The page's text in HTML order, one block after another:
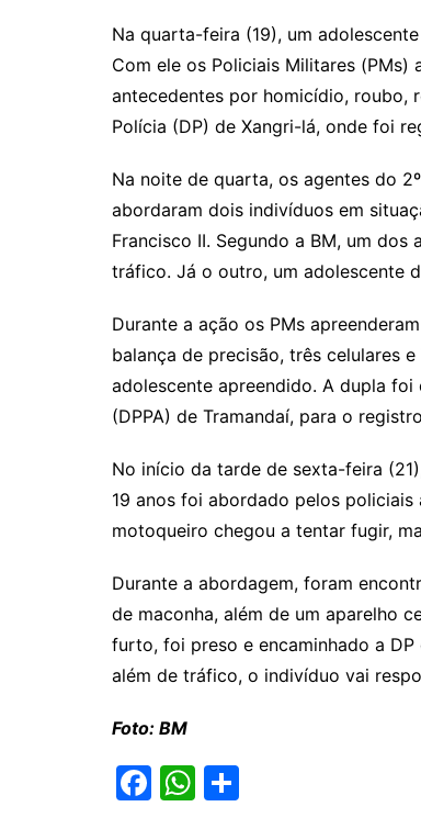
Na quarta-feira (19), um
Com ele os Policiais Militares (PMs)
antecedentes por homicídio, roubo,
Polícia (DP) de Xangri-lá, onde foi
Na noite de quarta, os agentes do
abordaram dois indivíduos em
Francisco II. Segundo a BM, um
tráfico. Já o outro, um adolescente
Durante a ação os PMs
balança de precisão, três celulares
adolescente apreendido. A dupla
(DPPA) de Tramandaí, para o
No início da tarde de sexta-feira
19 anos foi abordado pelos
motoqueiro chegou a tentar fugir,
Durante a abordagem, foram
de maconha, além de um aparelho
furto, foi preso e encaminhado a
além de tráfico, o indivíduo vai
Foto: BM
F
W